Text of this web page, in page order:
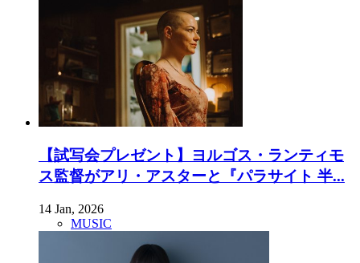
【試写会プレゼント】ヨルゴス・ランティモ
ス監督がアリ・アスターと『パラサイト 半...
14 Jan, 2026
MUSIC